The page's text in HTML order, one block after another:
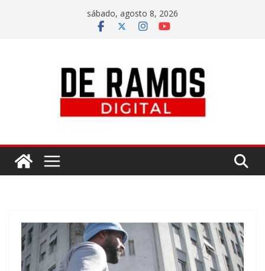
sábado, agosto 8, 2026